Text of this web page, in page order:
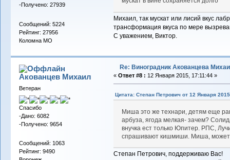
-Получено: 27939
Сообщений: 5224
Рейтинг: 27956
Коломна МО
Михаил, так мускат или лисий вкус
трансформация вкуса по мере
С уважением, Виктор.
Акованцев Михаил
Ветеран
Спасибо
-Дано: 6082
-Получено: 9654
Сообщений: 1063
Рейтинг: 9490
Re: Виноградник Акованцева
« Ответ #8 : 12 Января 2015, 17:11:44 »
Цитата: Степан Петрович от 12 Января
Миша это же технари, детям еще
арбуза, ягода мелкая- зачем?
внучка ест только Юпитер. РПС,
спрашивают кишмиши. Миша, может
Степан Петрович, поддерживаю Вас!